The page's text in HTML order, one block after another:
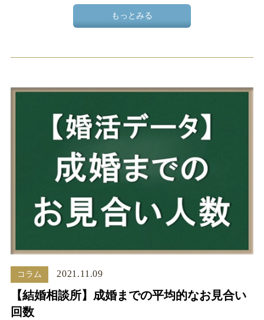
もっとみる
コラム 2021.11.09
【結婚相談所】成婚までの平均的なお見合い
回数